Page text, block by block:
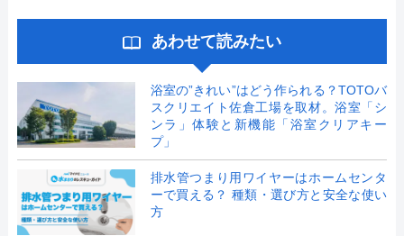
あわせて読みたい
浴室の”きれい”はどう作られる？TOTOバ
スクリエイト佐倉工場を取材。浴室「シ
ンラ」体験と新機能「浴室クリアキー
プ」
排水管つまり用ワイヤーはホームセンタ
ーで買える？ 種類・選び方と安全な使い
方